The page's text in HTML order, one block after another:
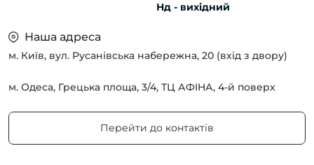
Нд - вихідний
Наша адреса
м. Київ, вул. Русанівська набережна, 20 (вхід з двору)
м. Одеса, Грецька площа, 3/4, ТЦ АФІНА, 4-й поверх
Перейти до контактів